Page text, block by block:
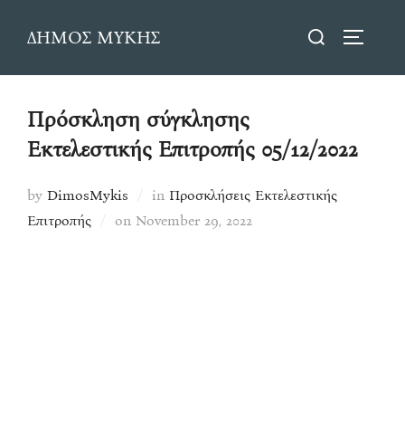
ΔΗΜΟΣ ΜΥΚΗΣ
Search
Πρόσκληση σύγκλησης
Εκτελεστικής Επιτροπής 05/12/2022
by DimosMykis in Προσκλήσεις Εκτελεστικής
Επιτροπής
on Posted
November 29, 2022